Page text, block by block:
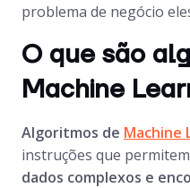
problema de negócio
O que são
Machine
Algoritmos de Machine
instruções que
dados complexos e